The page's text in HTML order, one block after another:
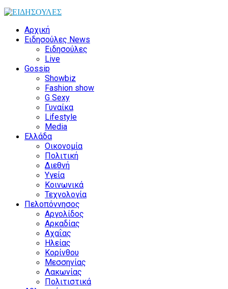
Αρχική
Ειδησούλες News
Ειδησούλες
Live
Gossip
Showbiz
Fashion show
G Sexy
Γυναίκα
Lifestyle
Media
Ελλάδα
Οικονομία
Πολιτική
Διεθνή
Υγεία
Κοινωνικά
Τεχνολογία
Πελοπόννησος
Αργολίδος
Αρκαδίας
Αχαΐας
Ηλείας
Κορίνθου
Μεσσηνίας
Λακωνίας
Πολιτιστικά